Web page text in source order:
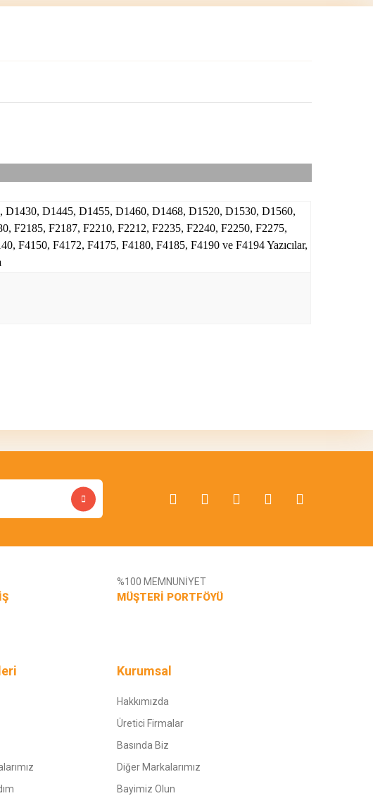
D1445, D1455, D1460, D1468, D1520, D1530, D1560,
F2185, F2187, F2210, F2212, F2235, F2240, F2250, F2275,
F4150, F4172, F4175, F4180, F4185, F4190 ve F4194 Yazıcılar,
%100 MEMNUNİYET
MÜŞTERİ PORTFÖYÜ
Kurumsal
Hakkımızda
Üretici Firmalar
Basında Biz
Diğer Markalarımız
Bayimiz Olun